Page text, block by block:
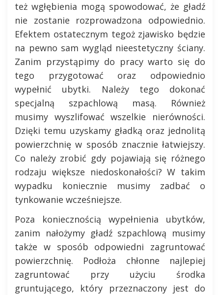
też wgłębienia mogą spowodować, że gładź
nie zostanie rozprowadzona odpowiednio.
Efektem ostatecznym tegoż zjawisko będzie
na pewno sam wygląd nieestetyczny ściany.
Zanim przystąpimy do pracy warto się do
tego przygotować oraz odpowiednio
wypełnić ubytki. Należy tego dokonać
specjalną szpachlową masą. Również
musimy wyszlifować wszelkie nierówności.
Dzięki temu uzyskamy gładką oraz jednolitą
powierzchnię w sposób znacznie łatwiejszy.
Co należy zrobić gdy pojawiają się różnego
rodzaju większe niedoskonałości? W takim
wypadku koniecznie musimy zadbać o
tynkowanie wcześniejsze.
Poza koniecznością wypełnienia ubytków,
zanim nałożymy gładź szpachlową musimy
także w sposób odpowiedni zagruntować
powierzchnię. Podłoża chłonne najlepiej
zagruntować przy użyciu środka
gruntującego, który przeznaczony jest do